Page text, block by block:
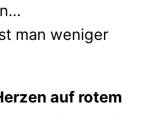
e
i
c
man weniger
auf rotem